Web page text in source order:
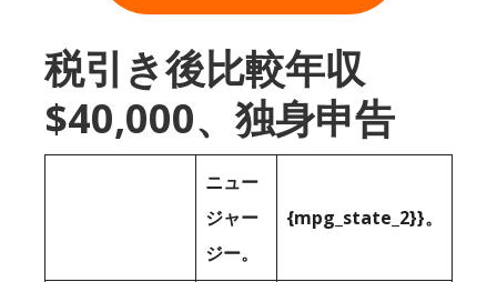
税引き後比較年収
$40,000、独身申告
ニュー
ジャー
ジー。
{mpg_state_2}}。